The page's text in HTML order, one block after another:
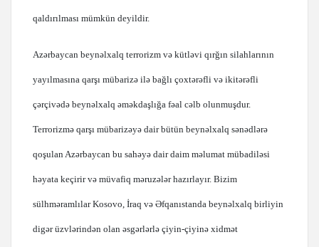
qaldırılması mümkün deyildir.
Azərbaycan beynəlxalq terrorizm və kütləvi qırğın silahlarının
yayılmasına qarşı mübarizə ilə bağlı çoxtərəfli və ikitərəfli
çərçivədə beynəlxalq əməkdaşlığa fəal cəlb olunmuşdur.
Terrorizmə qarşı mübarizəyə dair bütün beynəlxalq sənədlərə
qoşulan Azərbaycan bu sahəyə dair daim məlumat mübadiləsi
həyata keçirir və müvafiq məruzələr hazırlayır. Bizim
sülhməramlılar Kosovo, İraq və Əfqanıstanda beynəlxalq birliyin
digər üzvlərindən olan əsgərlərlə çiyin-çiyinə xidmət